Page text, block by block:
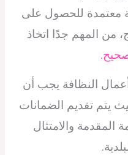
معتمدة للحصول على
من المهم جدًا اتخاذ
النظافة يجب أن
يتم تقديم الضمانات
المقدمة والامتثال